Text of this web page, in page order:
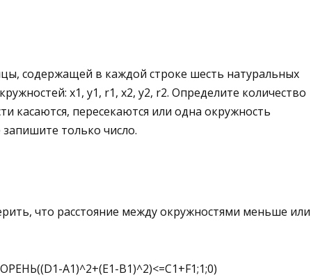
содержащей в каждой строке шесть натуральных
x1, y1, r1, x2, y2, r2. Определите количество
касаются, пересекаются или одна окружность
только число.
что расстояние между окружностями меньше или
A1)^2+(E1-B1)^2)<=C1+F1;1;0)